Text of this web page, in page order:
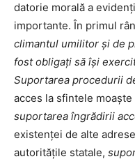
datorie morală a
importante. În primul
climantul umilitor și de
fost obligați să își
Suportarea procedurii
acces la sfintele
suportarea îngrădirii
existenței de alte
autoritățile statale,